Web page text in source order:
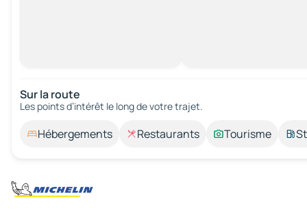
Sur la route
Les points d’intérêt le long de votre trajet.
Hébergements Restaurants Tourisme